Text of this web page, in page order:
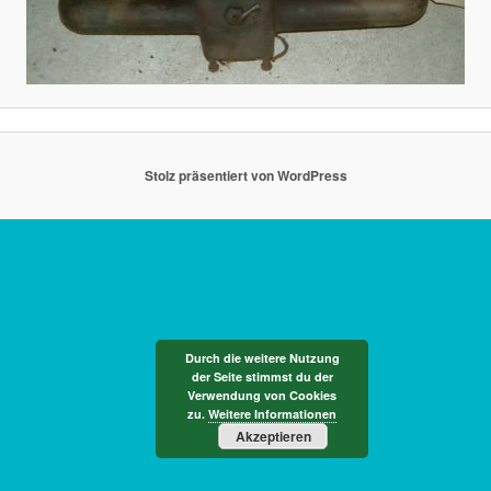
Stolz präsentiert von WordPress
Durch die weitere Nutzung
der Seite stimmst du der
Verwendung von Cookies
zu. Weitere Informationen
Akzeptieren